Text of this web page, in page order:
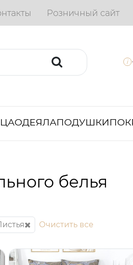
Розничный сайт
i
ОДЕЯЛАПОДУШКИ
белья
Очистить все